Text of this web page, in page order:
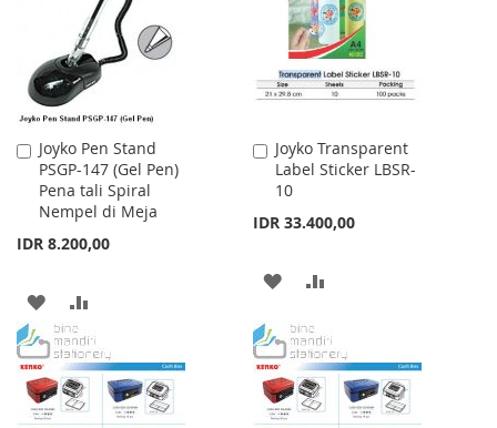
LIST
Joyko Pen Stand
PSGP-147 (Gel Pen)
Pena tali Spiral
Nempel di Meja
IDR 8.200,00
Add
to
Cart
ADD
TO
WISH
LIST
TO
COMPARE
Joyko Transparent
Label Sticker LBSR-
10
IDR 33.400,00
Add
to
Cart
ADD
WISH
LIST
COMPARE